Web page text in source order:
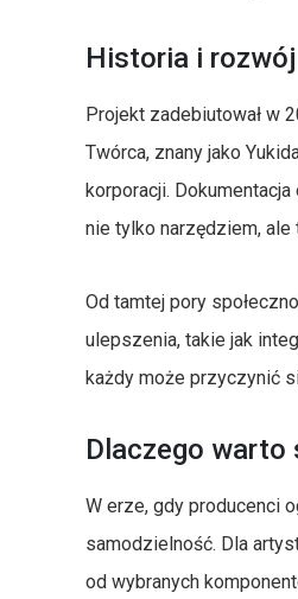
Historia i
Projekt zadebiutował w
Twórca, znany jako
korporacji.
nie tylko narzędziem,
Od tamtej pory
ulepszenia, takie jak
każdy może przyczynić
Dlaczego warto
W erze, gdy producenci
samodzielność. Dla
od wybranych